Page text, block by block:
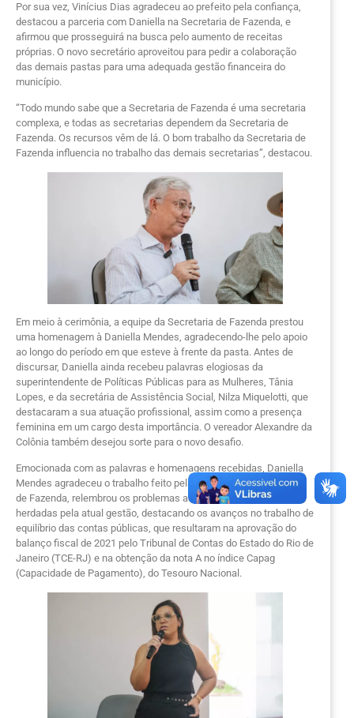
Por sua vez, Vinícius Dias agradeceu ao prefeito pela confiança,
destacou a parceria com Daniella na Secretaria de Fazenda, e
afirmou que prosseguirá na busca pelo aumento de receitas
próprias. O novo secretário aproveitou para pedir a colaboração
das demais pastas para uma adequada gestão financeira do
município.
“Todo mundo sabe que a Secretaria de Fazenda é uma secretaria
complexa, e todas as secretarias dependem da Secretaria de
Fazenda. Os recursos vêm de lá. O bom trabalho da Secretaria de
Fazenda influencia no trabalho das demais secretarias”, destacou.
Em meio à cerimônia, a equipe da Secretaria de Fazenda prestou
uma homenagem à Daniella Mendes, agradecendo-lhe pelo apoio
ao longo do período em que esteve à frente da pasta. Antes de
discursar, Daniella ainda recebeu palavras elogiosas da
superintendente de Políticas Públicas para as Mulheres, Tânia
Lopes, e da secretária de Assistência Social, Nilza Miquelotti, que
destacaram a sua atuação profissional, assim como a presença
feminina em um cargo desta importância. O vereador Alexandre da
Colônia também desejou sorte para o novo desafio.
Emocionada com as palavras e homenagens recebidas, Daniella
Mendes agradeceu o trabalho feito pela sua equipe na Secretaria
de Fazenda, relembrou os problemas administrativos e as dívidas
herdadas pela atual gestão, destacando os avanços no trabalho de
equilíbrio das contas públicas, que resultaram na aprovação do
balanço fiscal de 2021 pelo Tribunal de Contas do Estado do Rio de
Janeiro (TCE-RJ) e na obtenção da nota A no índice Capag
(Capacidade de Pagamento), do Tesouro Nacional.